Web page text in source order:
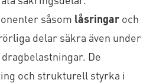
såsom låsringar och
delar säkra även under
De
och strukturell styrka i